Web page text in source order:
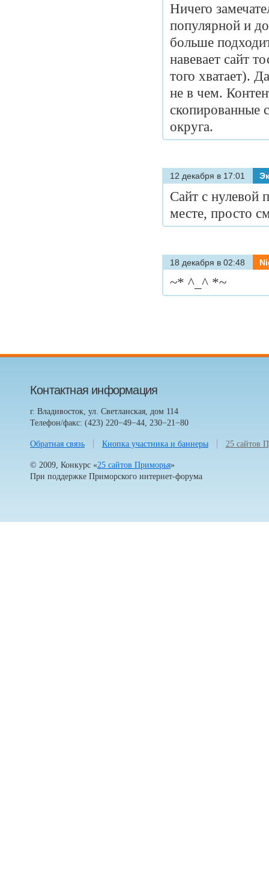
Ничего
популярной и
больше
навевает сайт
того хватает).
не в чем.
скопированные
округа.
12 декабря в 17:01
Сайт с нулевой
месте, просто
18 декабря в 02:48
~* ^_^ *~
Контактная информация
г. Владивосток, ул. Светланская, дом 114
Телефон/факс: (423) 220−49−44, 230−21−80
Обратная связь Кнопка участника и баннеры 25 сайтов
© 2009, Конкурс «25 сайтов Приморья»
При поддержке Приморского интернет-форума